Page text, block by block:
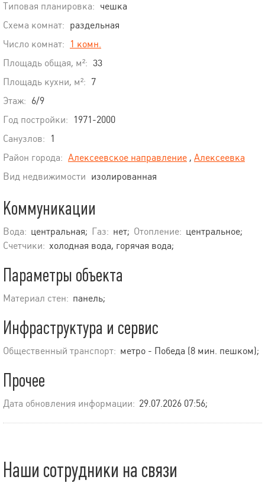
Типовая планировка: чешка
Схема комнат: раздельная
Число комнат:
1 комн.
Площадь общая, м²: 33
Площадь кухни, м²: 7
Этаж: 6/9
Год постройки:
1971-2000
Санузлов:
1
Район города: Алексеевское направление , Алексеевка
Вид недвижимости изолированная
Коммуникации
Вода: центральная; Газ: нет; Отопление: центральное;
Счетчики: холодная вода, горячая вода;
Параметры объекта
Материал стен: панель;
Инфраструктура и сервис
Общественный транспорт: метро - Победа (8 мин. пешком);
Прочее
Дата обновления информации: 29.07.2026 07:56;
Наши сотрудники на связи